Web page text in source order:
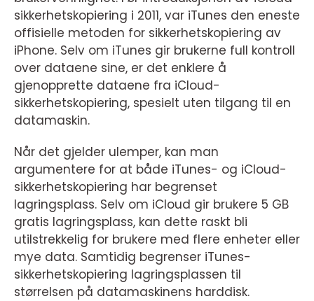
sikkerhetskopiering i 2011, var iTunes den eneste
offisielle metoden for sikkerhetskopiering av
iPhone. Selv om iTunes gir brukerne full kontroll
over dataene sine, er det enklere å
gjenopprette dataene fra iCloud-
sikkerhetskopiering, spesielt uten tilgang til en
datamaskin.
Når det gjelder ulemper, kan man
argumentere for at både iTunes- og iCloud-
sikkerhetskopiering har begrenset
lagringsplass. Selv om iCloud gir brukere 5 GB
gratis lagringsplass, kan dette raskt bli
utilstrekkelig for brukere med flere enheter eller
mye data. Samtidig begrenser iTunes-
sikkerhetskopiering lagringsplassen til
størrelsen på datamaskinens harddisk.